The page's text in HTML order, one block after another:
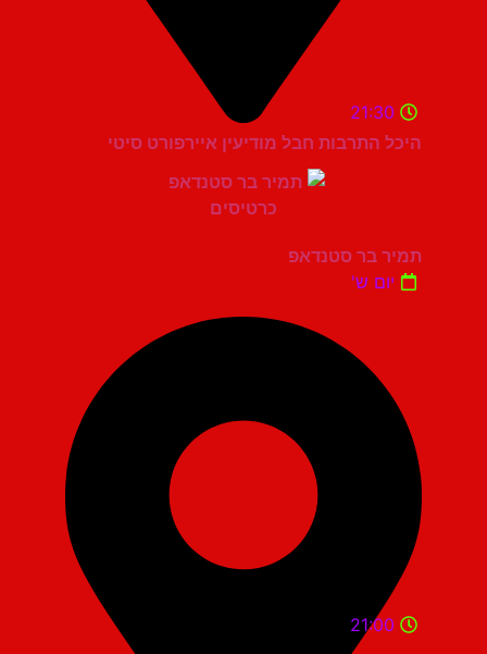
היכל התרבות חבל מודיעין איירפורט סיטי
21:30
תמיר בר סטנדאפ
יום ש'
21:00